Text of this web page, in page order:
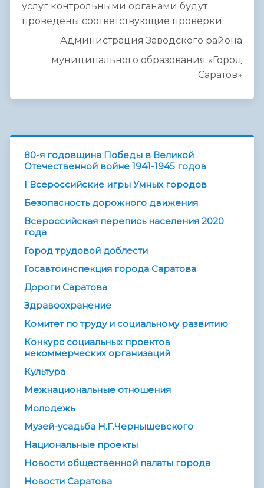
услуг контрольными органами будут
проведены соответствующие проверки.
Администрация Заводского района
муниципального образования «Город
Саратов»
80-я годовщина Победы в Великой
Отечественной войне 1941-1945 годов
I Всероссийские игры Умных городов
Безопасность дорожного движения
Всероссийская перепись населения 2020
года
Город трудовой доблести
Госавтоинспекция города Саратова
Дороги Саратова
Здравоохранение
Комитет по труду и социальному развитию
Конкурс социальных проектов
некоммерческих организаций
Культура
Межнациональные отношения
Молодежь
Музей-усадьба Н.Г.Чернышевского
Национальные проекты
Новости общественной палаты города
Новости Саратова